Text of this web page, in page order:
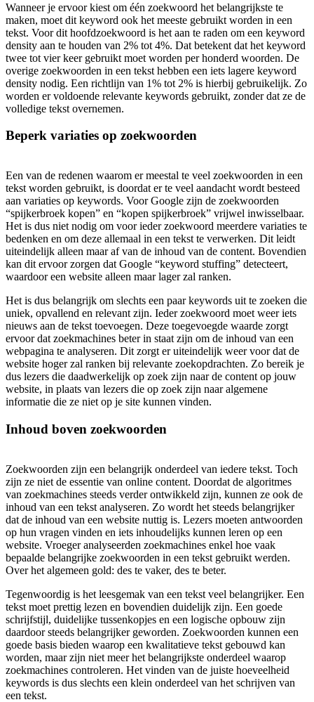
Wanneer je ervoor kiest om één zoekwoord het belangrijkste te
maken, moet dit keyword ook het meeste gebruikt worden in een
tekst. Voor dit hoofdzoekwoord is het aan te raden om een keyword
density aan te houden van 2% tot 4%. Dat betekent dat het keyword
twee tot vier keer gebruikt moet worden per honderd woorden. De
overige zoekwoorden in een tekst hebben een iets lagere keyword
density nodig. Een richtlijn van 1% tot 2% is hierbij gebruikelijk. Zo
worden er voldoende relevante keywords gebruikt, zonder dat ze de
volledige tekst overnemen.
Beperk variaties op zoekwoorden
Een van de redenen waarom er meestal te veel zoekwoorden in een
tekst worden gebruikt, is doordat er te veel aandacht wordt besteed
aan variaties op keywords. Voor Google zijn de zoekwoorden
“spijkerbroek kopen” en “kopen spijkerbroek” vrijwel inwisselbaar.
Het is dus niet nodig om voor ieder zoekwoord meerdere variaties te
bedenken en om deze allemaal in een tekst te verwerken. Dit leidt
uiteindelijk alleen maar af van de inhoud van de content. Bovendien
kan dit ervoor zorgen dat Google “keyword stuffing” detecteert,
waardoor een website alleen maar lager zal ranken.
Het is dus belangrijk om slechts een paar keywords uit te zoeken die
uniek, opvallend en relevant zijn. Ieder zoekwoord moet weer iets
nieuws aan de tekst toevoegen. Deze toegevoegde waarde zorgt
ervoor dat zoekmachines beter in staat zijn om de inhoud van een
webpagina te analyseren. Dit zorgt er uiteindelijk weer voor dat de
website hoger zal ranken bij relevante zoekopdrachten. Zo bereik je
dus lezers die daadwerkelijk op zoek zijn naar de content op jouw
website, in plaats van lezers die op zoek zijn naar algemene
informatie die ze niet op je site kunnen vinden.
Inhoud boven zoekwoorden
Zoekwoorden zijn een belangrijk onderdeel van iedere tekst. Toch
zijn ze niet de essentie van online content. Doordat de algoritmes
van zoekmachines steeds verder ontwikkeld zijn, kunnen ze ook de
inhoud van een tekst analyseren. Zo wordt het steeds belangrijker
dat de inhoud van een website nuttig is. Lezers moeten antwoorden
op hun vragen vinden en iets inhoudelijks kunnen leren op een
website. Vroeger analyseerden zoekmachines enkel hoe vaak
bepaalde belangrijke zoekwoorden in een tekst gebruikt werden.
Over het algemeen gold: des te vaker, des te beter.
Tegenwoordig is het leesgemak van een tekst veel belangrijker. Een
tekst moet prettig lezen en bovendien duidelijk zijn. Een goede
schrijfstijl, duidelijke tussenkopjes en een logische opbouw zijn
daardoor steeds belangrijker geworden. Zoekwoorden kunnen een
goede basis bieden waarop een kwalitatieve tekst gebouwd kan
worden, maar zijn niet meer het belangrijkste onderdeel waarop
zoekmachines controleren. Het vinden van de juiste hoeveelheid
keywords is dus slechts een klein onderdeel van het schrijven van
een tekst.